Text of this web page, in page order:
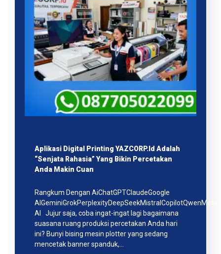
Aplikasi Digital Printing YAZCORP.id Adalah
“Senjata Rahasia” Yang Bikin Percetakan
Anda Makin Cuan
Rangkum Dengan AiChatGPTClaudeGoogle
AIGeminiGrokPerplexityDeepSeekMistralCopilotQwenMeta
AI Jujur saja, coba ingat-ingat lagi bagaimana
suasana ruang produksi percetakan Anda hari
ini? Bunyi bising mesin plotter yang sedang
mencetak banner spanduk,…